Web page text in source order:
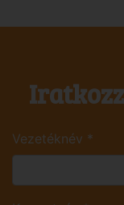
Vezetéknév *